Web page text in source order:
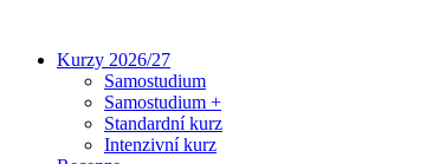
obsahuKurzy 2026/27
Samostudium
Samostudium +
Standardní kurz
Intenzivní kurz